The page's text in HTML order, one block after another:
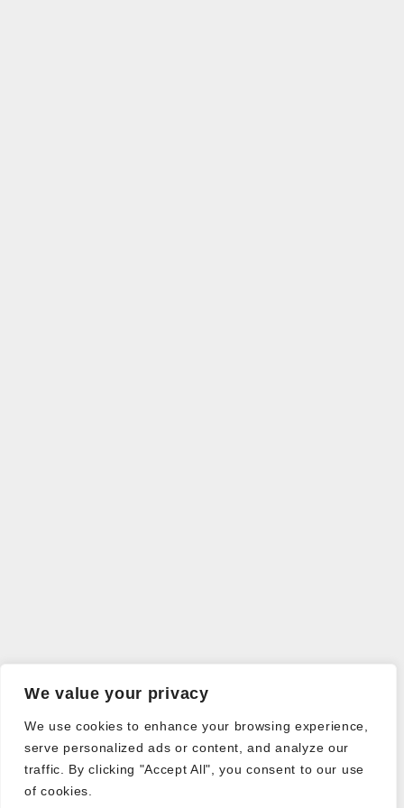
We value your privacy
We use cookies to enhance your browsing experience,
serve personalized ads or content, and analyze our
traffic. By clicking "Accept All", you consent to our use
of cookies.